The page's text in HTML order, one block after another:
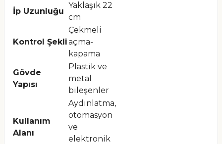
İp Uzunluğu
Yaklaşık 22
cm
Kontrol Şekli
Çekmeli
açma-
kapama
Gövde
Yapısı
Plastik ve
metal
bileşenler
Kullanım
Alanı
Aydınlatma,
otomasyon
ve
elektronik